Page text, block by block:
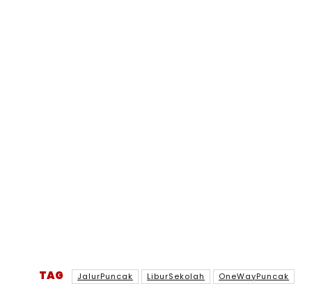
TAG JalurPuncak LiburSekolah OneWayPuncak